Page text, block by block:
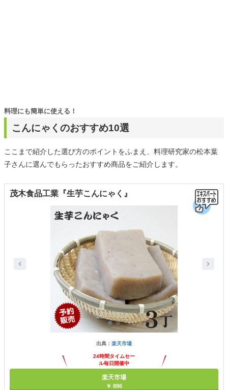
こんにゃくのおすすめ10選
料理にも簡単に使える！
ここまで紹介した選び方のポイントをふまえ、料理研究家の松本葉
子さんに選んでもらったおすすめ商品をご紹介します。
茂木食品工業『生芋こんにゃく』
出典： 楽天市場
24時間タイムセー
ル毎日開催中
楽天市場
￥ 896